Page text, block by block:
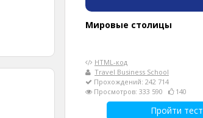
Мировые столицы
HTML-код
Travel Business School
Прохождений: 242 714
Просмотров: 333 590
140
Пройти тест